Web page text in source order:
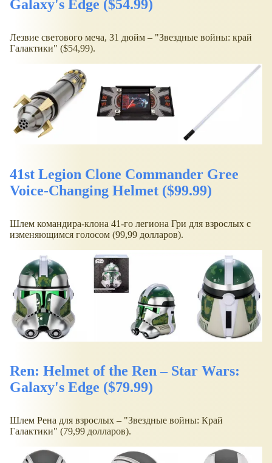
Galaxy's Edge ($54.99)
Лезвие светового меча, 31 дюйм – "Звездные войны: край
Галактики" ($54,99).
41st Legion Clone Commander Gree
Voice-Changing Helmet ($99.99)
Шлем командира-клона 41-го легиона Гри для взрослых с
изменяющимся голосом (99,99 долларов).
Ren: Helmet of the Ren – Star Wars:
Galaxy's Edge ($79.99)
Шлем Рена для взрослых – "Звездные войны: Край
Галактики" (79,99 долларов).